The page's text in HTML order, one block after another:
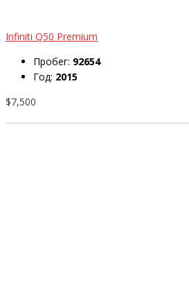
Infiniti Q50 Premium
Пробег: 92654
Год: 2015
$7,500